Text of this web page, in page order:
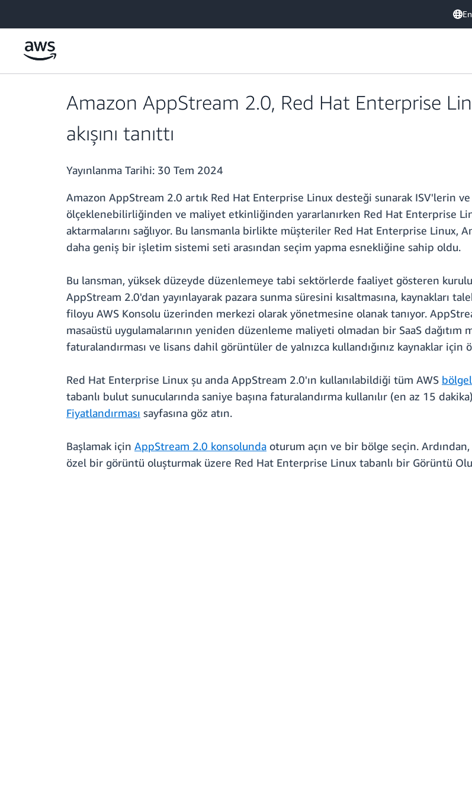
Amazon AppStream 2.0, Red Hat Enterprise
akışını tanıttı
Yayınlanma Tarihi: 30 Tem 2024
Amazon AppStream 2.0 artık Red Hat Enterprise Linux desteği sunarak ISV'lerin
ölçeklenebilirliğinden ve maliyet etkinliğinden yararlanırken Red Hat Enterprise
aktarmalarını sağlıyor. Bu lansmanla birlikte müşteriler Red Hat Enterprise Linux,
daha geniş bir işletim sistemi seti arasından seçim yapma esnekliğine sahip oldu.
Bu lansman, yüksek düzeyde düzenlemeye tabi sektörlerde faaliyet gösteren
AppStream 2.0'dan yayınlayarak pazara sunma süresini kısaltmasına, kaynakları
filoyu AWS Konsolu üzerinden merkezi olarak yönetmesine olanak tanıyor.
masaüstü uygulamalarının yeniden düzenleme maliyeti olmadan bir SaaS
faturalandırması ve lisans dahil görüntüler de yalnızca kullandığınız kaynaklar için
Red Hat Enterprise Linux şu anda AppStream 2.0'ın kullanılabildiği tüm AWS
tabanlı bulut sunucularında saniye başına faturalandırma kullanılır (en az 15
Fiyatlandırması sayfasına göz atın.
Başlamak için AppStream 2.0 konsolunda oturum açın ve bir bölge seçin. Ardından,
özel bir görüntü oluşturmak üzere Red Hat Enterprise Linux tabanlı bir Görüntü